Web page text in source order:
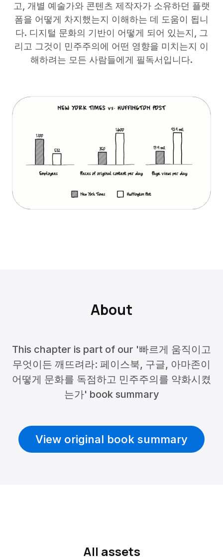
고, 개별 예술가와 콘텐츠 제작자가 소유하던 플랫
폼을 어떻게 차지했는지 이해하는 데 도움이 됩니
다. 디지털 문화의 기반이 어떻게 되어 있는지, 그
리고 그것이 민주주의에 어떤 영향을 미치는지 이
해하려는 모든 사람들에게 필독서입니다.
About
This chapter is part of our '빠르게 움직이고
무엇이든 깨뜨려라: 페이스북, 구글, 아마존이
어떻게 문화를 독점하고 민주주의를 약화시켰
는가' book summary
View original book summary
All assets